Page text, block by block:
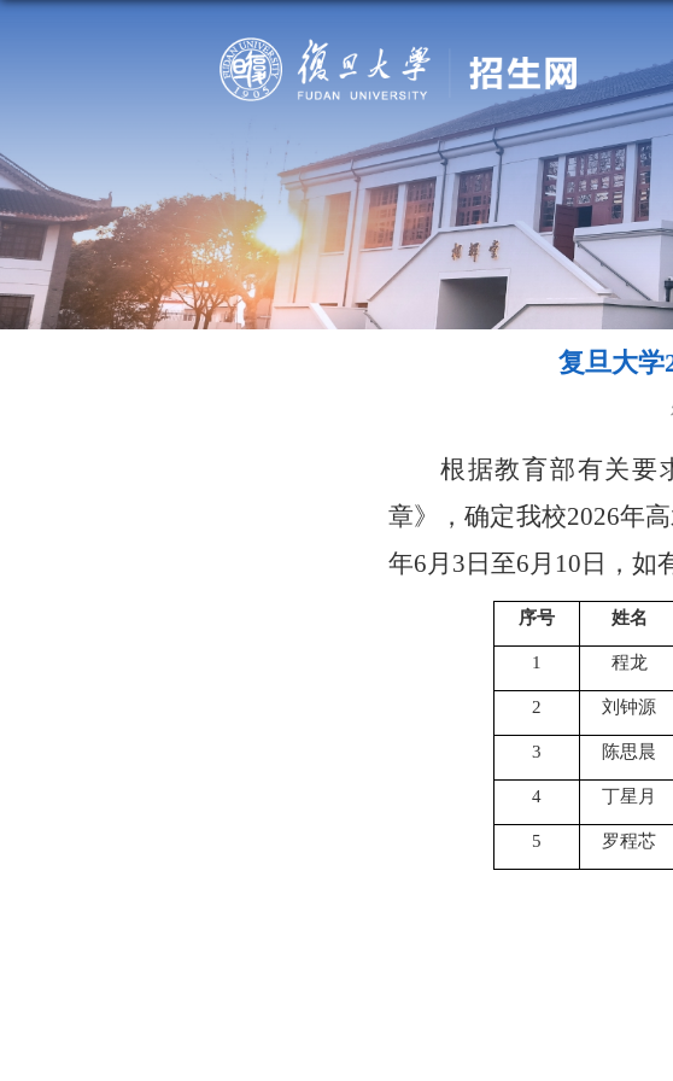
复旦大学
根据教育部有关要
章》，确定我校2026年
年6月 3 日至6月 10 日，如
序号 姓名
1 程龙
2 刘钟源
3 陈思晨
4 丁星月
5 罗程芯